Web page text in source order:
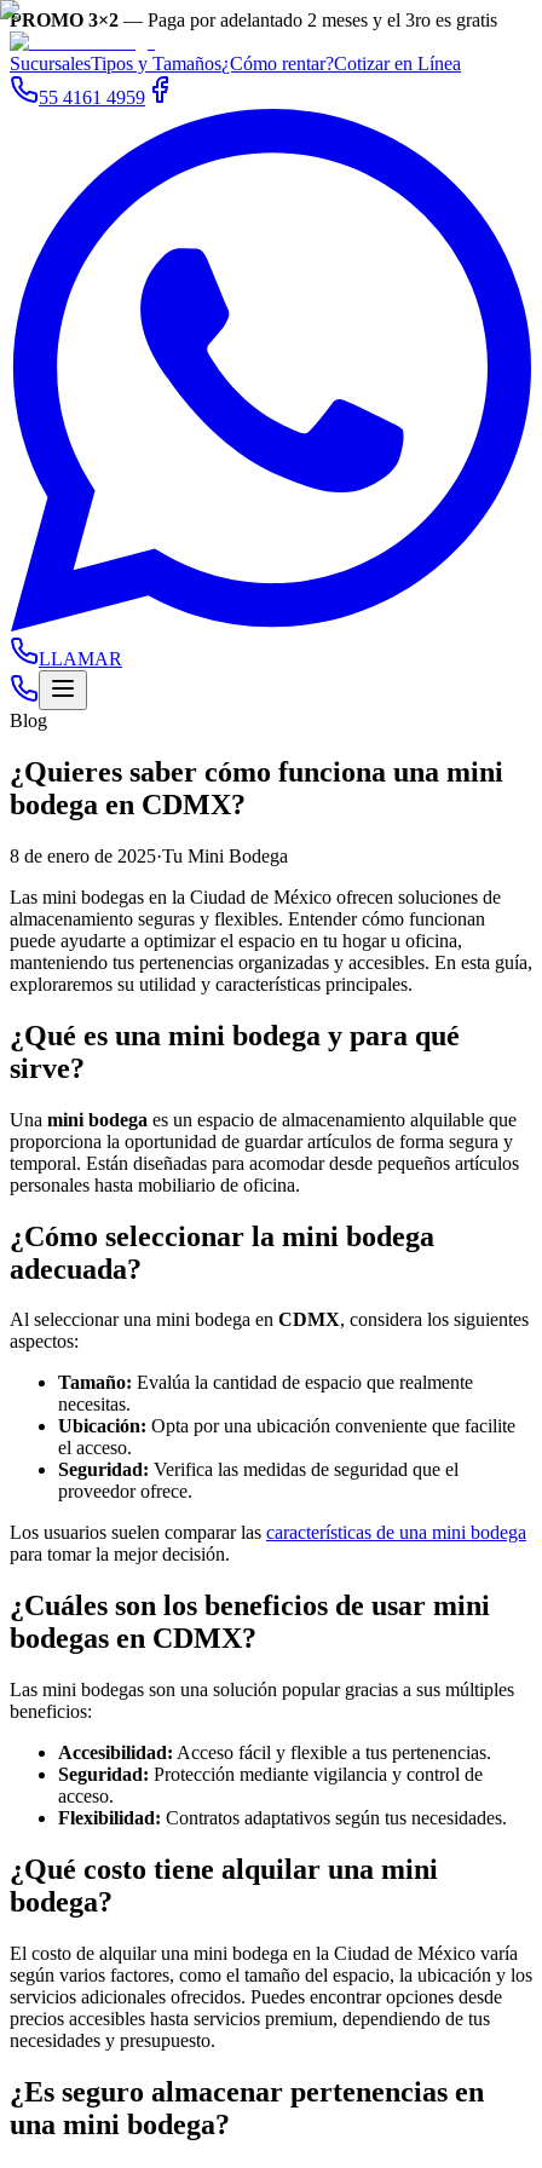
PROMO 3×2 — Paga por adelantado 2 meses y el 3ro es gratis
SucursalesTipos y Tamaños¿Cómo rentar?Cotizar en Línea
55 4161 4959
LLAMAR
Blog
¿Quieres saber cómo funciona una mini
bodega en CDMX?
8 de enero de 2025·Tu Mini Bodega
Las mini bodegas en la Ciudad de México ofrecen soluciones de
almacenamiento seguras y flexibles. Entender cómo funcionan
puede ayudarte a optimizar el espacio en tu hogar u oficina,
manteniendo tus pertenencias organizadas y accesibles. En esta guía,
exploraremos su utilidad y características principales.
¿Qué es una mini bodega y para qué
sirve?
Una mini bodega es un espacio de almacenamiento alquilable que
proporciona la oportunidad de guardar artículos de forma segura y
temporal. Están diseñadas para acomodar desde pequeños artículos
personales hasta mobiliario de oficina.
¿Cómo seleccionar la mini bodega
adecuada?
Al seleccionar una mini bodega en CDMX, considera los siguientes
aspectos:
Tamaño: Evalúa la cantidad de espacio que realmente
necesitas.
Ubicación: Opta por una ubicación conveniente que facilite
el acceso.
Seguridad: Verifica las medidas de seguridad que el
proveedor ofrece.
Los usuarios suelen comparar las características de una mini bodega
para tomar la mejor decisión.
¿Cuáles son los beneficios de usar mini
bodegas en CDMX?
Las mini bodegas son una solución popular gracias a sus múltiples
beneficios:
Accesibilidad: Acceso fácil y flexible a tus pertenencias.
Seguridad: Protección mediante vigilancia y control de
acceso.
Flexibilidad: Contratos adaptativos según tus necesidades.
¿Qué costo tiene alquilar una mini
bodega?
El costo de alquilar una mini bodega en la Ciudad de México varía
según varios factores, como el tamaño del espacio, la ubicación y los
servicios adicionales ofrecidos. Puedes encontrar opciones desde
precios accesibles hasta servicios premium, dependiendo de tus
necesidades y presupuesto.
¿Es seguro almacenar pertenencias en
una mini bodega?